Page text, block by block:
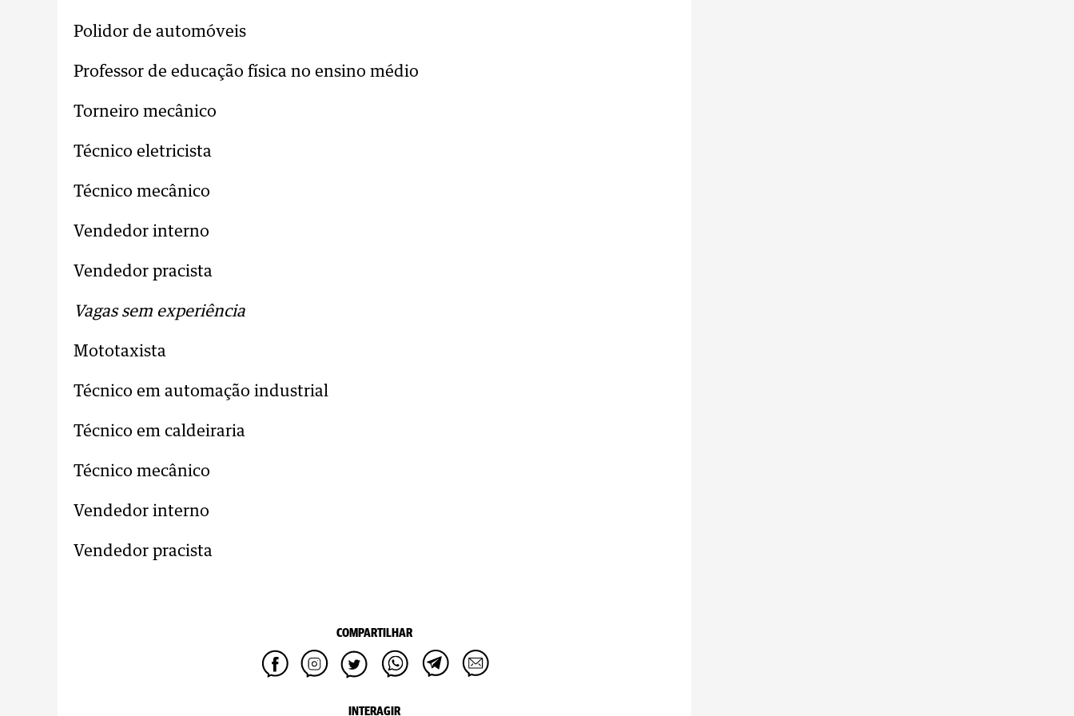
Polidor de automóveis
Professor de educação física no ensino médio
Torneiro mecânico
Técnico eletricista
Técnico mecânico
Vendedor interno
Vendedor pracista
Vagas sem experiência
Mototaxista
Técnico em automação industrial
Técnico em caldeiraria
Técnico mecânico
Vendedor interno
Vendedor pracista
COMPARTILHAR
INTERAGIR